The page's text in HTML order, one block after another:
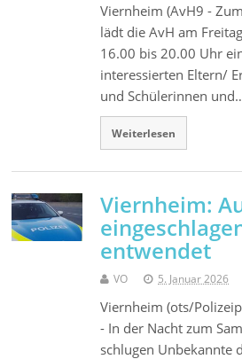
Viernheim (AvH9 -
lädt die AvH am
16.00 bis 20.00 Uhr
interessierten Eltern/
und Schülerinnen
Weiterlesen
Viernheim:
entwendet
VO 5. Januar 2026
Viernheim (ots/
- In der Nacht zum
schlugen Unbekannte